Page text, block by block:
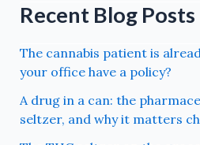
Recent Blog Posts
The cannabis patient is
your office have a policy?
A drug in a can: the
seltzer, and why it matters